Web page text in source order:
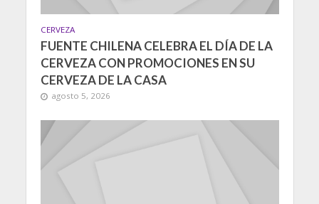
CERVEZA
FUENTE CHILENA CELEBRA EL DÍA DE LA
CERVEZA CON PROMOCIONES EN SU
CERVEZA DE LA CASA
agosto 5, 2026